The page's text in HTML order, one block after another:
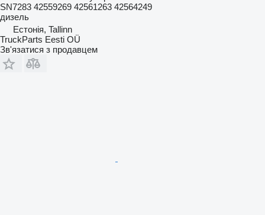
SN7283 42559269 42561263 42564249
дизель
Естонія, Tallinn
TruckParts Eesti OÜ
Зв'язатися з продавцем